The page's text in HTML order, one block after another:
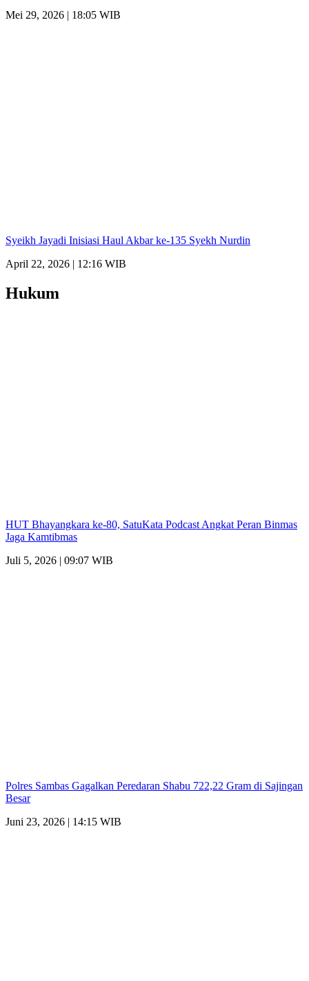
Mei 29, 2026 | 18:05 WIB
Syeikh Jayadi Inisiasi Haul Akbar ke-135 Syekh Nurdin
April 22, 2026 | 12:16 WIB
Hukum
HUT Bhayangkara ke-80, SatuKata Podcast Angkat Peran Binmas
Jaga Kamtibmas
Juli 5, 2026 | 09:07 WIB
Polres Sambas Gagalkan Peredaran Shabu 722,22 Gram di Sajingan
Besar
Juni 23, 2026 | 14:15 WIB